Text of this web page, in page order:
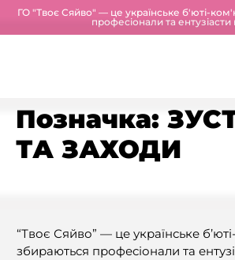
ГО "Твоє Сяйво" — це українське б'юті-
професіонали та ентузіасти
Позначка:
ТА ЗАХОДИ
“Твоє Сяйво” — це українське
збираються професіонали та